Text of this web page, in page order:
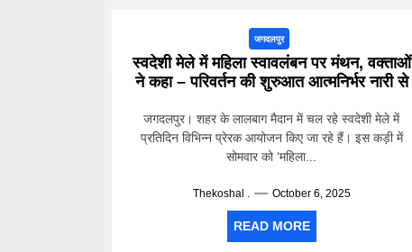
जगदलपुर
स्वदेशी मेले में महिला स्वावलंबन पर मंथन, वक्ताओं
ने कहा – परिवर्तन की शुरुआत आत्मनिर्भर नारी से
जगदलपुर। शहर के लालबाग मैदान में चल रहे स्वदेशी मेले में
प्रतिदिन विभिन्न प्रेरक आयोजन किए जा रहे हैं। इस कड़ी में
सोमवार को ‘महिला...
Thekoshal . October 6, 2025
READ MORE